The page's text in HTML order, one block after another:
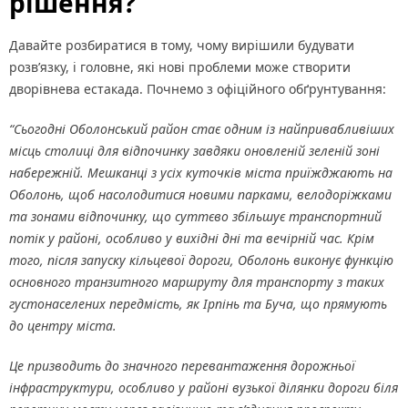
Давайте розбиратися в тому, чому вирішили будувати
розв’язку, і головне, які нові проблеми може створити
дворівнева естакада. Почнемо з офіційного обґрунтування:
“Сьогодні Оболонський район стає одним із найпривабливіших
місць столиці для відпочинку завдяки оновленій зеленій зоні
набережній. Мешканці з усіх куточків міста приїжджають на
Оболонь, щоб насолодитися новими парками, велодоріжками
та зонами відпочинку, що суттєво збільшує транспортний
потік у районі, особливо у вихідні дні та вечірній час. Крім
того, після запуску кільцевої дороги, Оболонь виконує функцію
основного транзитного маршруту для транспорту з таких
густонаселених передмість, як Ірпінь та Буча, що прямують
до центру міста.
Це призводить до значного перевантаження дорожньої
інфраструктури, особливо у районі вузької ділянки дороги біля